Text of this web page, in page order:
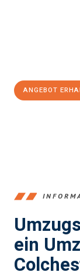
ANGEBOT
ein